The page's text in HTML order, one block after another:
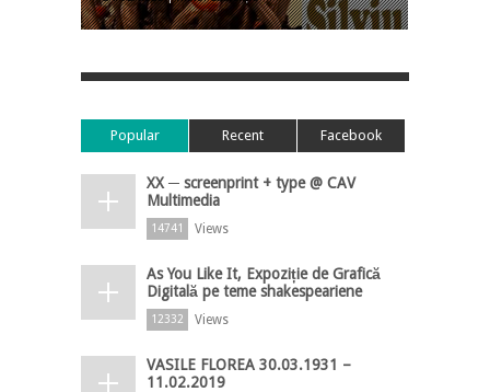
Popular Recent Facebook
XX ─ screenprint + type @ CAV
Multimedia
14741 Views
As You Like It, Expoziție de Grafică
Digitală pe teme shakespeariene
12332 Views
VASILE FLOREA 30.03.1931 –
11.02.2019